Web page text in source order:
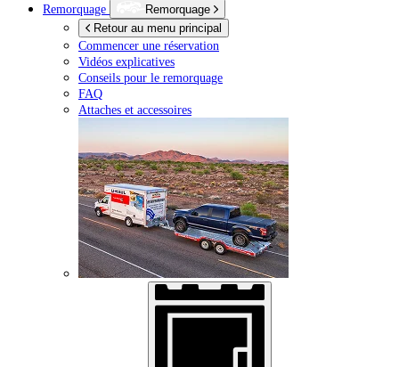
Remorquage
Remorquage
Retour au menu principal
Commencer une réservation
Vidéos explicatives
Conseils pour le remorquage
FAQ
Attaches et accessoires